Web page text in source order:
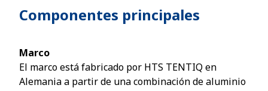
Componentes principales
Marco
El marco está fabricado por HTS TENTIQ en
Alemania a partir de una combinación de aluminio